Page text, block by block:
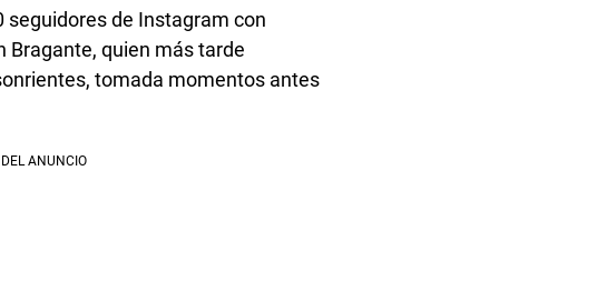
de Instagram con
Bragante, quien más tarde
tomada momentos antes